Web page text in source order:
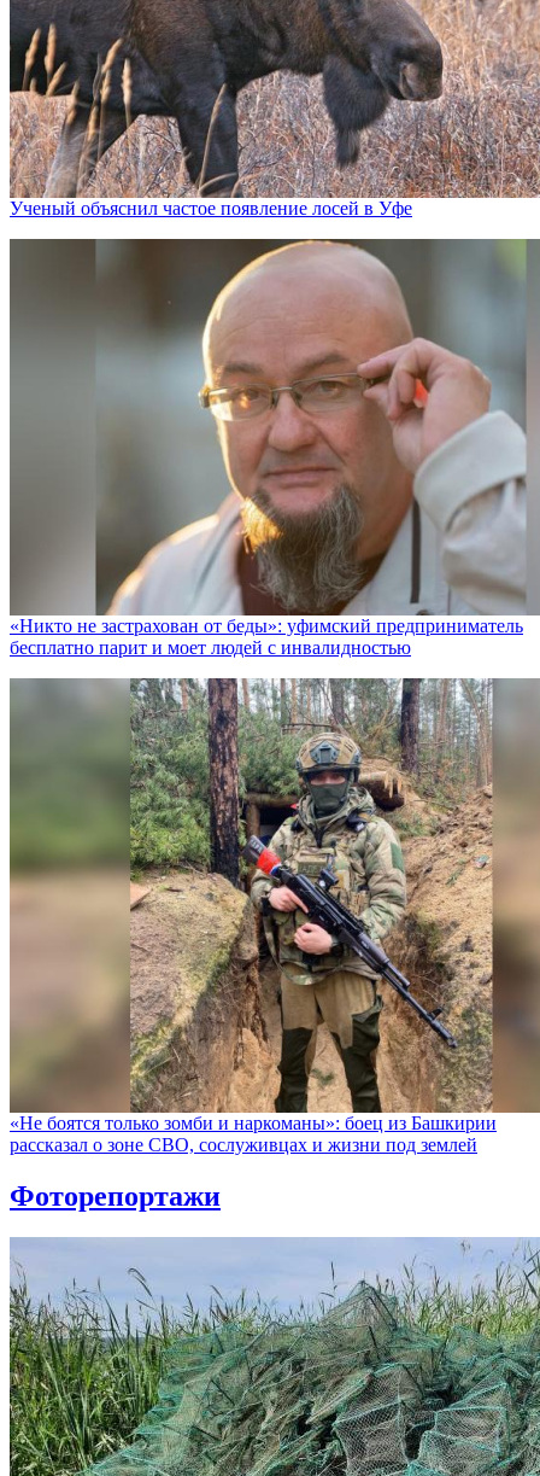
Ученый объяснил частое появление лосей в Уфе
«Никто не заcтрахован от беды»: уфимский предприниматель
бесплатно парит и моет людей с инвалидностью
«Не боятся только зомби и наркоманы»: боец из Башкирии
рассказал о зоне СВО, сослуживцах и жизни под землей
Фоторепортажи